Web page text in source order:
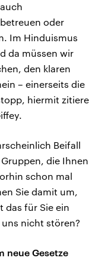
oder
Im Hinduismus
da müssen wir
den klaren
– einerseits die
hiermit zitiere
Beifall
die Ihnen
schon mal
Sie damit um,
das für Sie ein
nicht stören?
neue Gesetze